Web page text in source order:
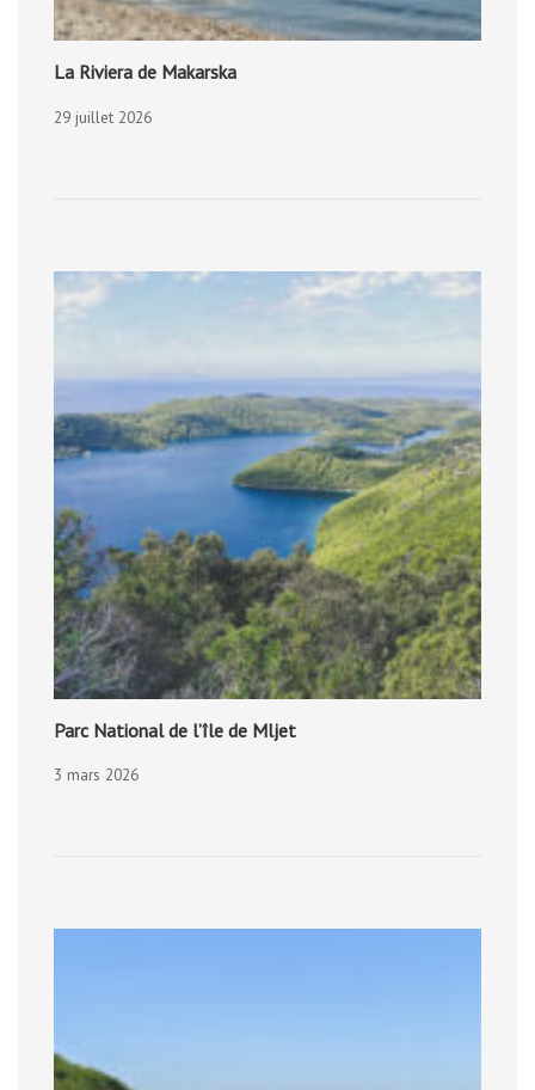
La Riviera de Makarska
29 juillet 2026
Parc National de l’île de Mljet
3 mars 2026